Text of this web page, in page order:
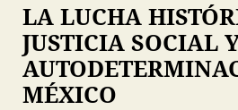
LA LUCHA
JUSTICIA SOCIAL
MÉXICO